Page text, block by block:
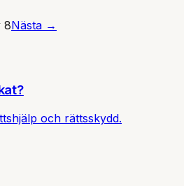
8Nästa →
och rättsskydd.